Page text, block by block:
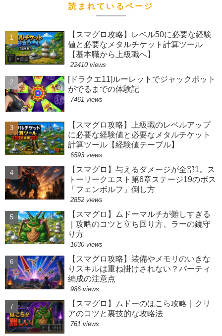
読まれているページ
【スマグロ攻略】レベル50に必要な経験
値と必要なメタルチケット計算ツール
【基本職から上級職へ】
22410 views
[ドラクエ11]ルーレットでジャックポット
がでるまでの体験記
7461 views
【スマグロ攻略】上級職のレベルアップ
に必要な経験値と必要なメタルチケット
計算ツール【経験値テーブル】
6593 views
【スマグロ】与えるダメージが全部1。ス
トーリークエスト第6章ステージ19のボス
「フェンボルフ」倒し方
2852 views
【スマグロ】ムドーマルチが難しすぎる
｜攻略のコツと立ち回り方、ラーの鏡守
り方
1030 views
【スマグロ攻略】装備やメモリのいきな
りスキルは重ね掛けされない？パーティ
編成の注意点
986 views
【スマグロ】ムドーのほこら攻略｜クリ
アのコツと裏技的な攻略法
761 views